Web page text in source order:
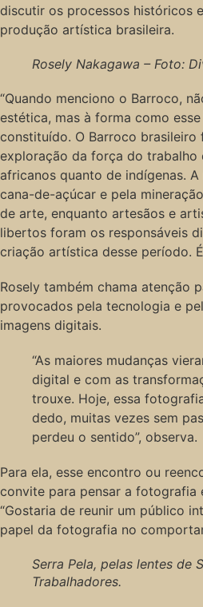
discutir os processos históricos
produção artística brasileira.
Rosely Nakagawa – Foto:
“Quando menciono o Barroco,
estética, mas à forma como
constituído. O Barroco brasileiro
exploração da força do trabalho
africanos quanto de indígenas.
cana-de-açúcar e pela
de arte, enquanto artesãos e
libertos foram os responsáveis
criação artística desse período.
Rosely também chama atenção
provocados pela tecnologia e
imagens digitais.
“As maiores mudanças
digital e com as
trouxe. Hoje, essa
dedo, muitas vezes sem
perdeu o sentido”, observa.
Para ela, esse encontro ou
convite para pensar a fotografia
“Gostaria de reunir um público
papel da fotografia no
Serra Pela, pelas lentes de
Trabalhadores.